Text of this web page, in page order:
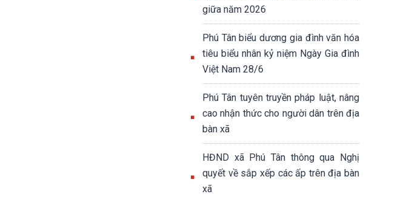
giữa năm 2026
Phú Tân biểu dương gia đình văn hóa
tiêu biểu nhân kỷ niệm Ngày Gia đình
Việt Nam 28/6
Phú Tân tuyên truyền pháp luật, nâng
cao nhận thức cho người dân trên địa
bàn xã
HĐND xã Phú Tân thông qua Nghị
quyết về sắp xếp các ấp trên địa bàn
xã